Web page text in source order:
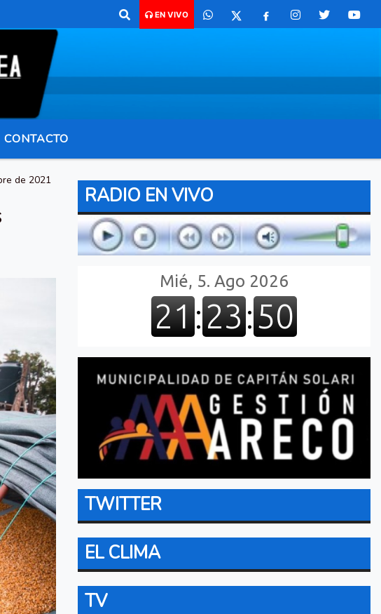
Chaco para comunicarte 362 4879579 Radio argentina 89.3 Mhz
EN VIVO
CONTACTO
de 2021
RADIO EN VIVO
TWITTER
EL CLIMA
TV